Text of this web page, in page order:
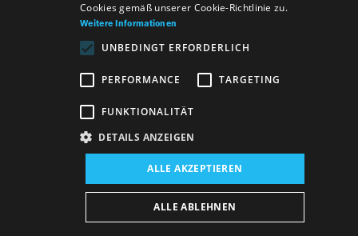
Verzeichnis
Allgemeine Geschäftsbedingungen
Vyhlásenie o prístupnosti DE
Majetok štátu DE
Datenschutzerklärung
Wezeo Altamira
Cookies gemäß unserer Cookie-Richtlinie zu.
Weitere Informationen
UNBEDINGT ERFORDERLICH
PERFORMANCE TARGETING
FUNKTIONALITÄT
DETAILS ANZEIGEN
ALLE AKZEPTIEREN
ALLE ABLEHNEN